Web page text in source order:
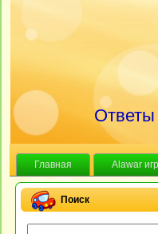
Ответы
Главная Alawar
Поиск